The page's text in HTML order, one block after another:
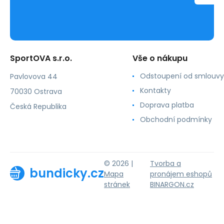
SportOVA s.r.o.
Pavlovova 44
70030 Ostrava
Česká Republika
Vše o nákupu
Odstoupení od smlouvy
Kontakty
Doprava platba
Obchodní podmínky
bundicky.cz
© 2026 |
Mapa
stránek
Tvorba a
pronájem eshopů
BINARGON.cz